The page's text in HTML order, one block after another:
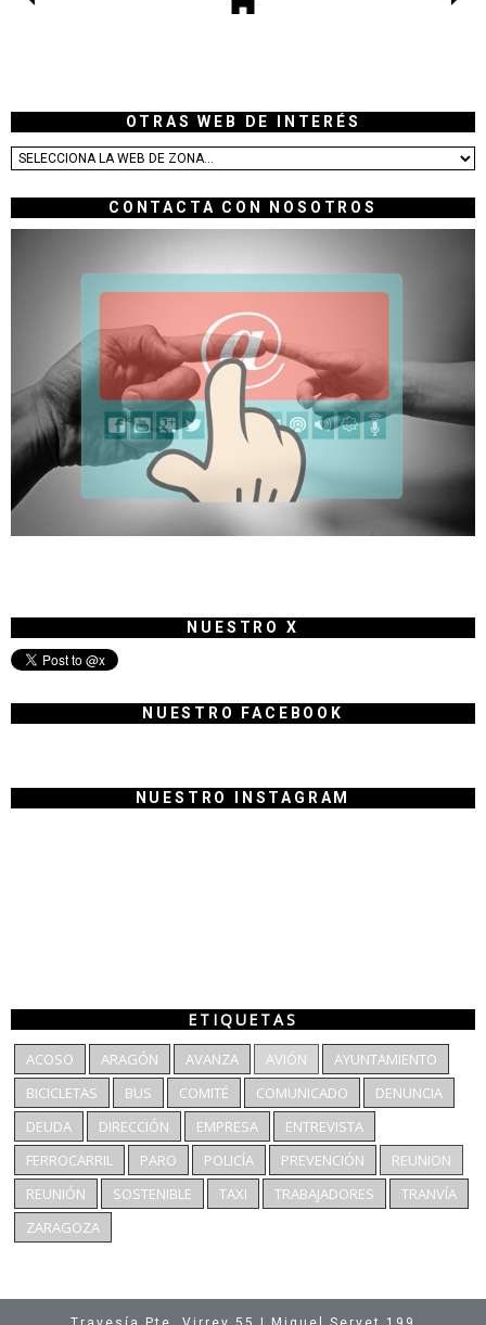
OTRAS WEB DE INTERÉS
CONTACTA CON NOSOTROS
NUESTRO X
NUESTRO FACEBOOK
NUESTRO INSTAGRAM
ETIQUETAS
ACOSO ARAGÓN AVANZA AVIÓN
AYUNTAMIENTO
BICICLETAS
BUS COMITÉ COMUNICADO
DENUNCIA
DEUDA
DIRECCIÓN EMPRESA
ENTREVISTA
FERROCARRIL
PARO POLICÍA PREVENCIÓN
REUNION
REUNIÓN
SOSTENIBLE TAXI TRABAJADORES
TRANVÍA
ZARAGOZA